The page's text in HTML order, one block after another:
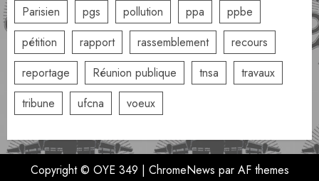
Parisien
pgs pollution ppa
ppbe
pétition
rapport rassemblement
recours
reportage
Réunion publique tnsa
travaux
tribune
ufcna voeux
Copyright © OYE 349 | ChromeNews par AF themes